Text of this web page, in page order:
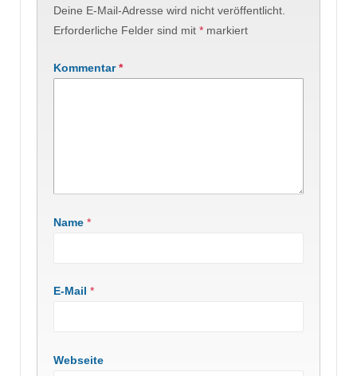
Deine E-Mail-Adresse wird nicht veröffentlicht.
Erforderliche Felder sind mit * markiert
Kommentar*
Name *
E-Mail *
Webseite